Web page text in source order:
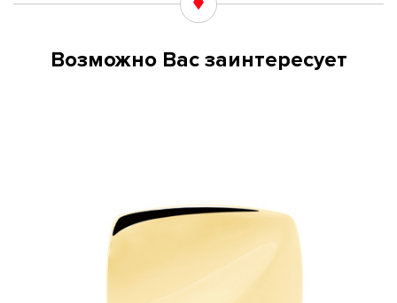
Возможно Вас заинтересует